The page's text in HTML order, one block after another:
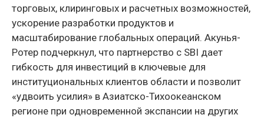
торговых, клиринговых и расчетных возможностей,
ускорение разработки продуктов и
масштабирование глобальных операций. Акунья-
Ротер подчеркнул, что партнерство с SBI дает
гибкость для инвестиций в ключевые для
институциональных клиентов области и позволит
«удвоить усилия» в Азиатско-Тихоокеанском
регионе при одновременной экспансии на других